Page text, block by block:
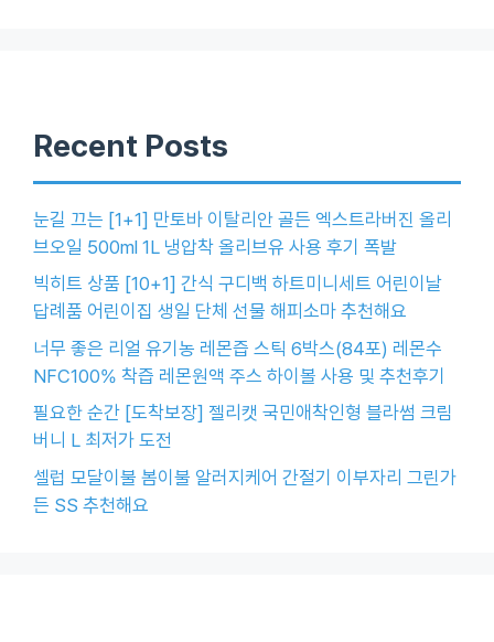
Recent Posts
눈길 끄는 [1+1] 만토바 이탈리안 골든 엑스트라버진 올리
브오일 500ml 1L 냉압착 올리브유 사용 후기 폭발
빅히트 상품 [10+1] 간식 구디백 하트미니세트 어린이날
답례품 어린이집 생일 단체 선물 해피소마 추천해요
너무 좋은 리얼 유기농 레몬즙 스틱 6박스(84포) 레몬수
NFC100% 착즙 레몬원액 주스 하이볼 사용 및 추천후기
필요한 순간 [도착보장] 젤리캣 국민애착인형 블라썸 크림
버니 L 최저가 도전
셀럽 모달이불 봄이불 알러지케어 간절기 이부자리 그린가
든 SS 추천해요